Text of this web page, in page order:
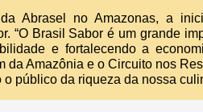
Abrasel no Amazonas, a
“O Brasil Sabor é um grande
e fortalecendo a
da Amazônia e o Circuito nos
público da riqueza da nossa